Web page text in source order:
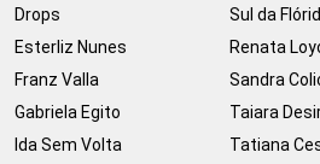
Drops
Esterliz Nunes
Franz Valla
Gabriela Egito
Ida Sem Volta
Sul da
Renata
Sandra
Taiara
Tatiana